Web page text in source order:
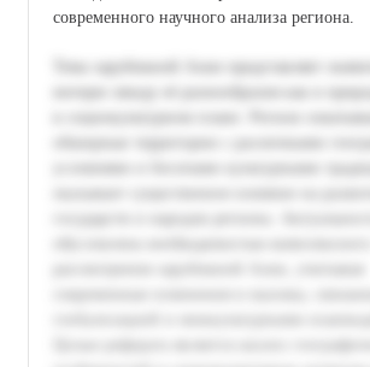
современного научного анализа региона.